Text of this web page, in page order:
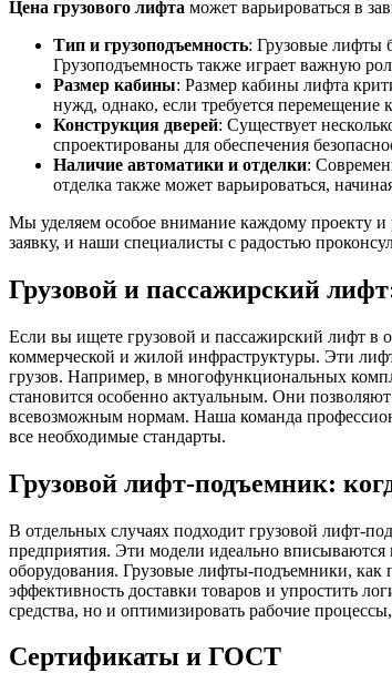
Цена грузового лифта может варьироваться в
Тип и грузоподъемность: Грузовые лифты
Грузоподъемность также играет важную
Размер кабины: Размер кабины лифта
нужд, однако, если требуется
Конструкция дверей: Существует
спроектированы для обеспечения
Наличие автоматики и отделки:
отделка также может варьироваться,
Мы уделяем особое внимание каждому проекту и
заявку, и наши специалисты с радостью
Грузовой и пассажирский
Если вы ищете грузовой и пассажирский лифт в
коммерческой и жилой инфраструктуры. Эти
грузов. Например, в многофункциональных
становится особенно актуальным. Они
всевозможным нормам. Наша команда
все необходимые стандарты.
Грузовой лифт-подъемник:
В отдельных случаях подходит грузовой лифт-
предприятия. Эти модели идеально вписываются
оборудования. Грузовые лифты-подъемники,
эффективность доставки товаров и упростить
средства, но и оптимизировать рабочие
Сертификаты и ГОСТ